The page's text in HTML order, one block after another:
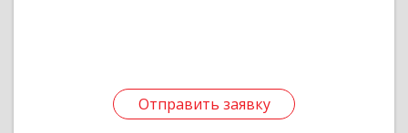
Отправить заявку
Отправить заявку